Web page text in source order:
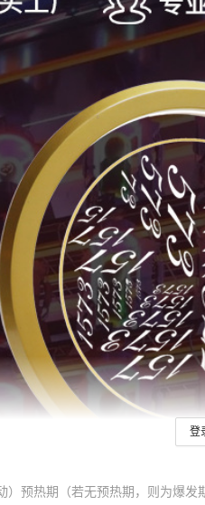
登
预热期（若无预热期，则为爆